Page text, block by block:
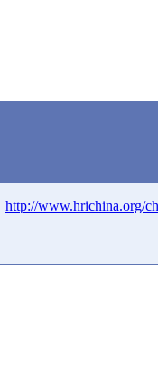
http://www.hrichina.org/